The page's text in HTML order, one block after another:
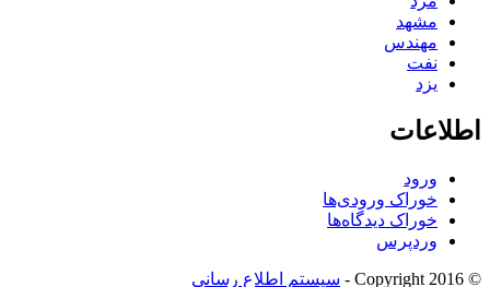
مشهد
مهندس
نفت
یزد
اطلاعات
ورود
خوراک ورودی‌ها
خوراک دیدگاه‌ها
وردپرس
© Copyright 2016 - سیستم اطلاع رسانی